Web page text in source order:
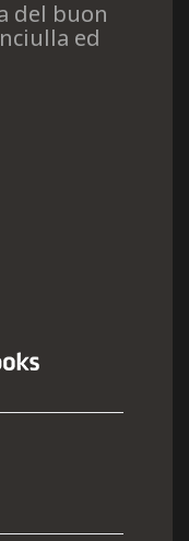
del buon
ed